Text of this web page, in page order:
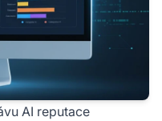
AI reputace